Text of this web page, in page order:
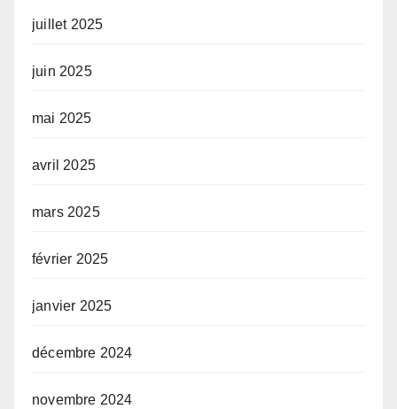
juillet 2025
juin 2025
mai 2025
avril 2025
mars 2025
février 2025
janvier 2025
décembre 2024
novembre 2024